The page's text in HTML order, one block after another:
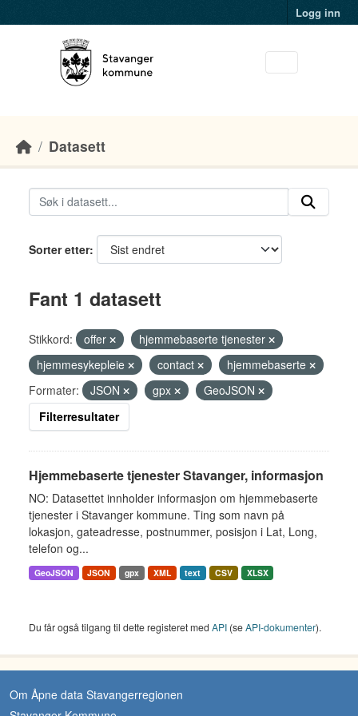
Logg inn
Datasett
Sorter etter
Fant 1 datasett
Stikkord: offer
hjemmebaserte tjenester
hjemmesykepleie
contact
hjemmebaserte
Formater:
JSON gpx
GeoJSON
Filterresultater
Hjemmebaserte tjenester Stavanger, informasjon
NO: Datasettet innholder informasjon om hjemmebaserte
tjenester i Stavanger kommune. Ting som navn på
lokasjon, gateadresse, postnummer, posisjon i Lat, Long,
telefon og...
GeoJSON JSON gpx XML text CSV XLSX
Du får også tilgang til dette registeret med API (seAPI-dokumenter).
Om Åpne data Stavangerregionen